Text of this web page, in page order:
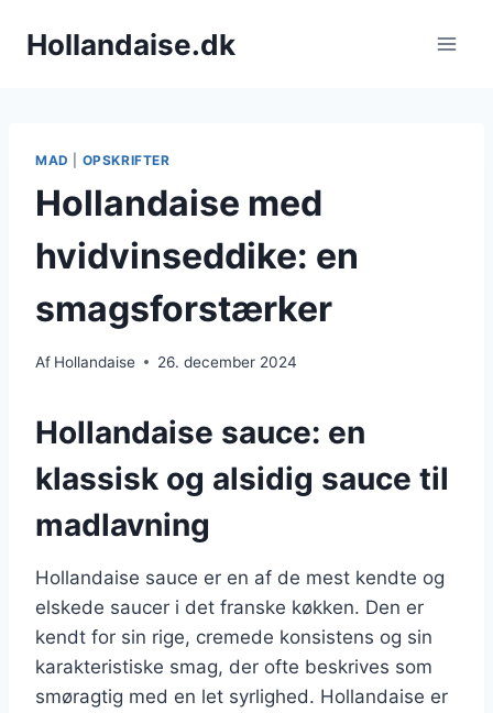
Hollandaise.dk
MAD OPSKRIFTER
Hollandaise med
hvidvinseddike: en
smagsforstærker
Af Hollandaise 26. december 2024
Hollandaise sauce: en
klassisk og alsidig sauce til
madlavning
Hollandaise sauce er en af de mest kendte og
elskede saucer i det franske køkken. Den er
kendt for sin rige, cremede konsistens og sin
karakteristiske smag, der ofte beskrives som
smøragtig med en let syrlighed. Hollandaise er